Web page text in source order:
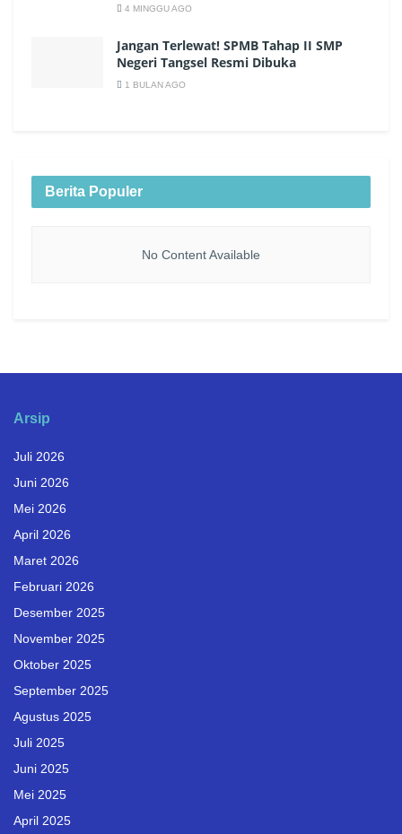
4 MINGGU AGO
Jangan Terlewat! SPMB Tahap II SMP
Negeri Tangsel Resmi Dibuka
1 BULAN AGO
Berita Populer
No Content Available
Arsip
Juli 2026
Juni 2026
Mei 2026
April 2026
Maret 2026
Februari 2026
Desember 2025
November 2025
Oktober 2025
September 2025
Agustus 2025
Juli 2025
Juni 2025
Mei 2025
April 2025